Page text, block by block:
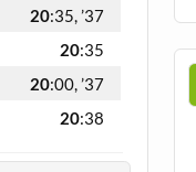
20:35, ’37
20:35
20:00, ’37
20:38